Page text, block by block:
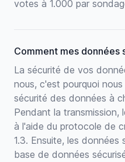
votes à 1.000 par
Comment mes données
La sécurité de vos
nous, c'est pourquoi
sécurité des données à
Pendant la transmission,
à l'aide du protocole de
1.3. Ensuite, les
base de données